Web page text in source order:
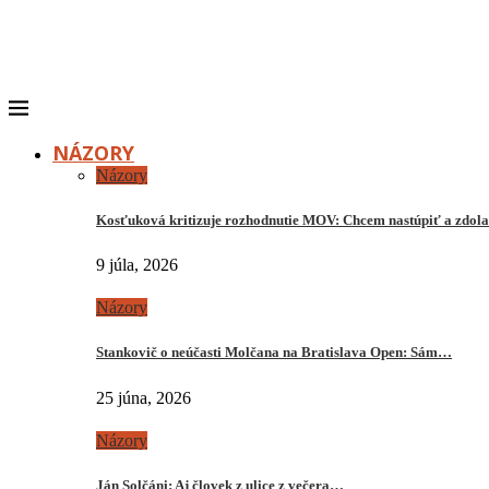
NÁZORY
Názory
Kosťuková kritizuje rozhodnutie MOV: Chcem nastúpiť a
9 júla, 2026
Názory
Stankovič o neúčasti Molčana na Bratislava Open: Sám…
25 júna, 2026
Názory
Ján Solčáni: Aj človek z ulice z večera…